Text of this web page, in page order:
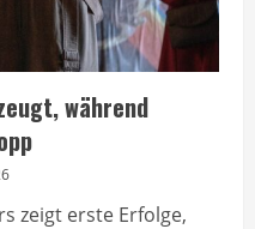
während
zeigt erste Erfolge,